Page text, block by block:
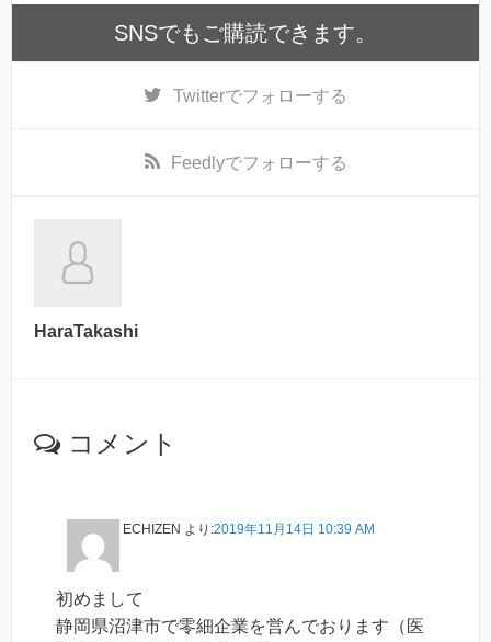
SNSでもご購読できます。
Twitterでフォローする
Feedlyでフォローする
HaraTakashi
コメント
ECHIZEN より:2019年11月14日 10:39 AM
初めまして
静岡県沼津市で零細企業を営んでおります（医